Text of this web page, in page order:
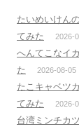
たいめいけん
てみた
2026-
へんてこなイ
た
2026-08-05
たこキャベツ
てみた
2026-
台湾ミンチカ